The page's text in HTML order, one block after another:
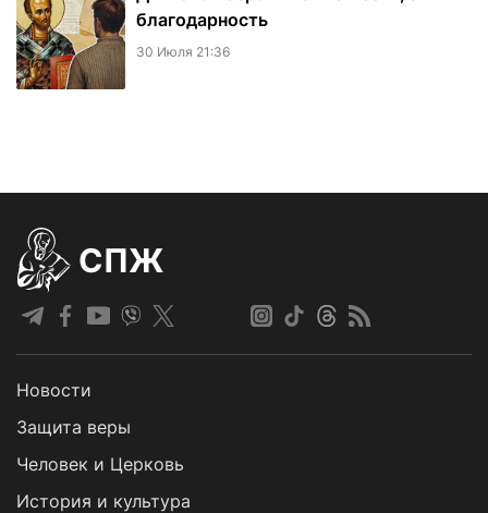
благодарность
30 Июля 21:36
СПЖ
Новости
Защита веры
Человек и Церковь
История и культура